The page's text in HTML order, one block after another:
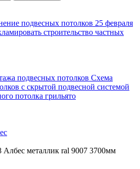
подвесных потолков 25 февраля
строительство частных
подвесных потолков Схема
с скрытой подвесной системой
потолка грильято
Албес металлик ral 9007 3700мм